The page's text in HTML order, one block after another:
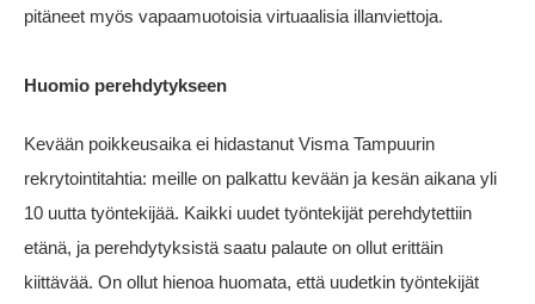
pitäneet myös vapaamuotoisia virtuaalisia illanviettoja.
Huomio perehdytykseen
Kevään poikkeusaika ei hidastanut Visma Tampuurin
rekrytointitahtia: meille on palkattu kevään ja kesän aikana yli
10 uutta työntekijää. Kaikki uudet työntekijät perehdytettiin
etänä, ja perehdytyksistä saatu palaute on ollut erittäin
kiittävää. On ollut hienoa huomata, että uudetkin työntekijät